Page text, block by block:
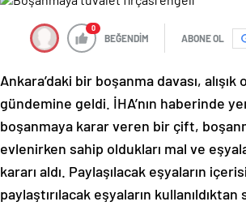
0
BEĞENDİM ABONE OL
Ankara’daki bir boşanma davası,
gündemine geldi. İHA’nın haberinde
boşanmaya karar veren bir çift,
evlenirken sahip oldukları mal ve
kararı aldı. Paylaşılacak eşyaların
paylaştırılacak eşyaların